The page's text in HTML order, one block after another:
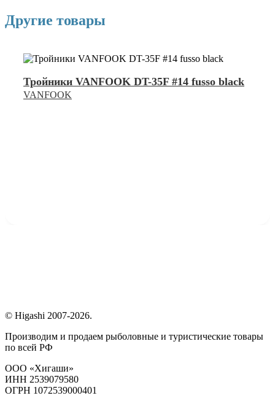
Другие товары
Тройники VANFOOK DT-35F #14 fusso black
VANFOOK
© Higashi 2007-2026.
Производим и продаем рыболовные и туристические товары
по всей РФ
ООО «Хигаши»
ИНН 2539079580
ОГРН 1072539000401